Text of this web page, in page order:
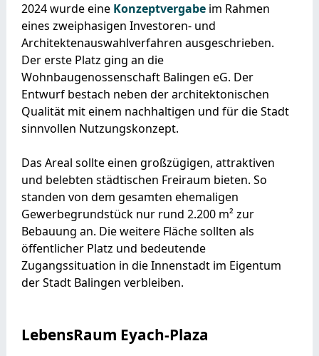
2024 wurde eine Konzeptvergabeim Rahmen
eines zweiphasigen Investoren- und
Architektenauswahlverfahren ausgeschrieben.
Der erste Platz ging an die
Wohnbaugenossenschaft Balingen eG. Der
Entwurf bestach neben der architektonischen
Qualität mit einem nachhaltigen und für die Stadt
sinnvollen Nutzungskonzept.
Das Areal sollte einen großzügigen, attraktiven
und belebten städtischen Freiraum bieten. So
standen von dem gesamten ehemaligen
Gewerbegrundstück nur rund 2.200 m² zur
Bebauung an. Die weitere Fläche sollten als
öffentlicher Platz und bedeutende
Zugangssituation in die Innenstadt im Eigentum
der Stadt Balingen verbleiben.
LebensRaum Eyach-Plaza